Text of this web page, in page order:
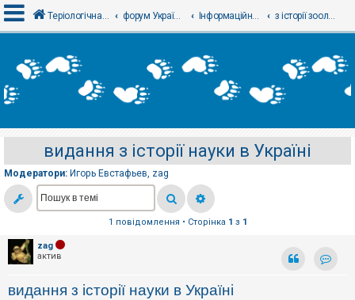
х
і
е
є
т
р
і
я
Теріологічна школа форум Українського теріологічного товариства Інформаційний відділ з історії зоології / теріології
видання з історії науки в Україні
Модератори: Игорь Евстафьев, zag
1 повідомлення • Сторінка 1 з 1
zag
актив
видання з історії науки в Україні